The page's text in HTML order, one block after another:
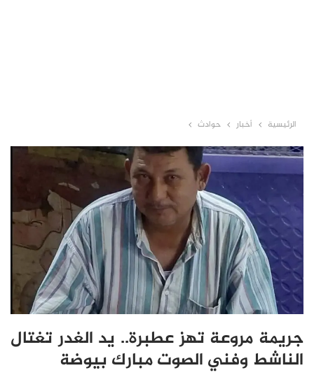
الرئيسية أخبار حوادث
جريمة مروعة تهز عطبرة.. يد الغدر تغتال
الناشط وفني الصوت مبارك بيوضة